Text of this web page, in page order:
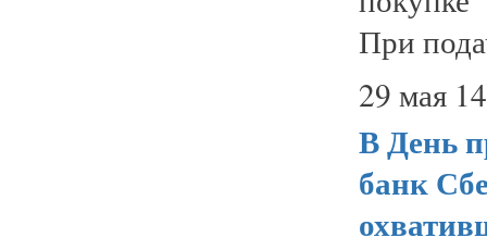
При
29 мая
В День
банк